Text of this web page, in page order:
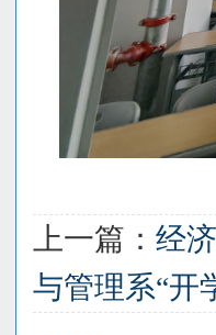
上一篇： 经
与管理系“